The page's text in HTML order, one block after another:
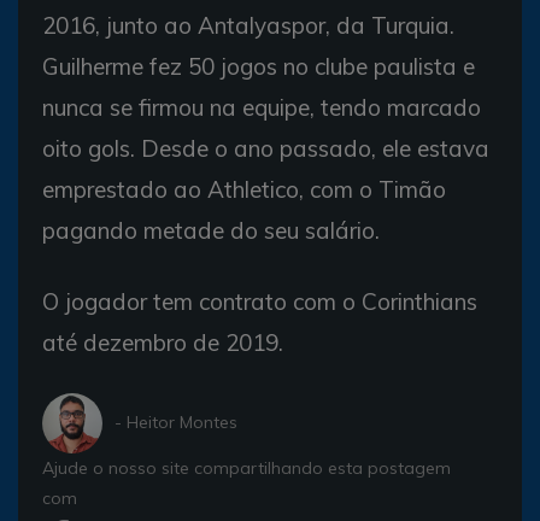
2016, junto ao Antalyaspor, da Turquia.
Guilherme fez 50 jogos no clube paulista e
nunca se firmou na equipe, tendo marcado
oito gols. Desde o ano passado, ele estava
emprestado ao Athletico, com o Timão
pagando metade do seu salário.
O jogador tem contrato com o Corinthians
até dezembro de 2019.
- Heitor Montes
Ajude o nosso site compartilhando esta postagem
com